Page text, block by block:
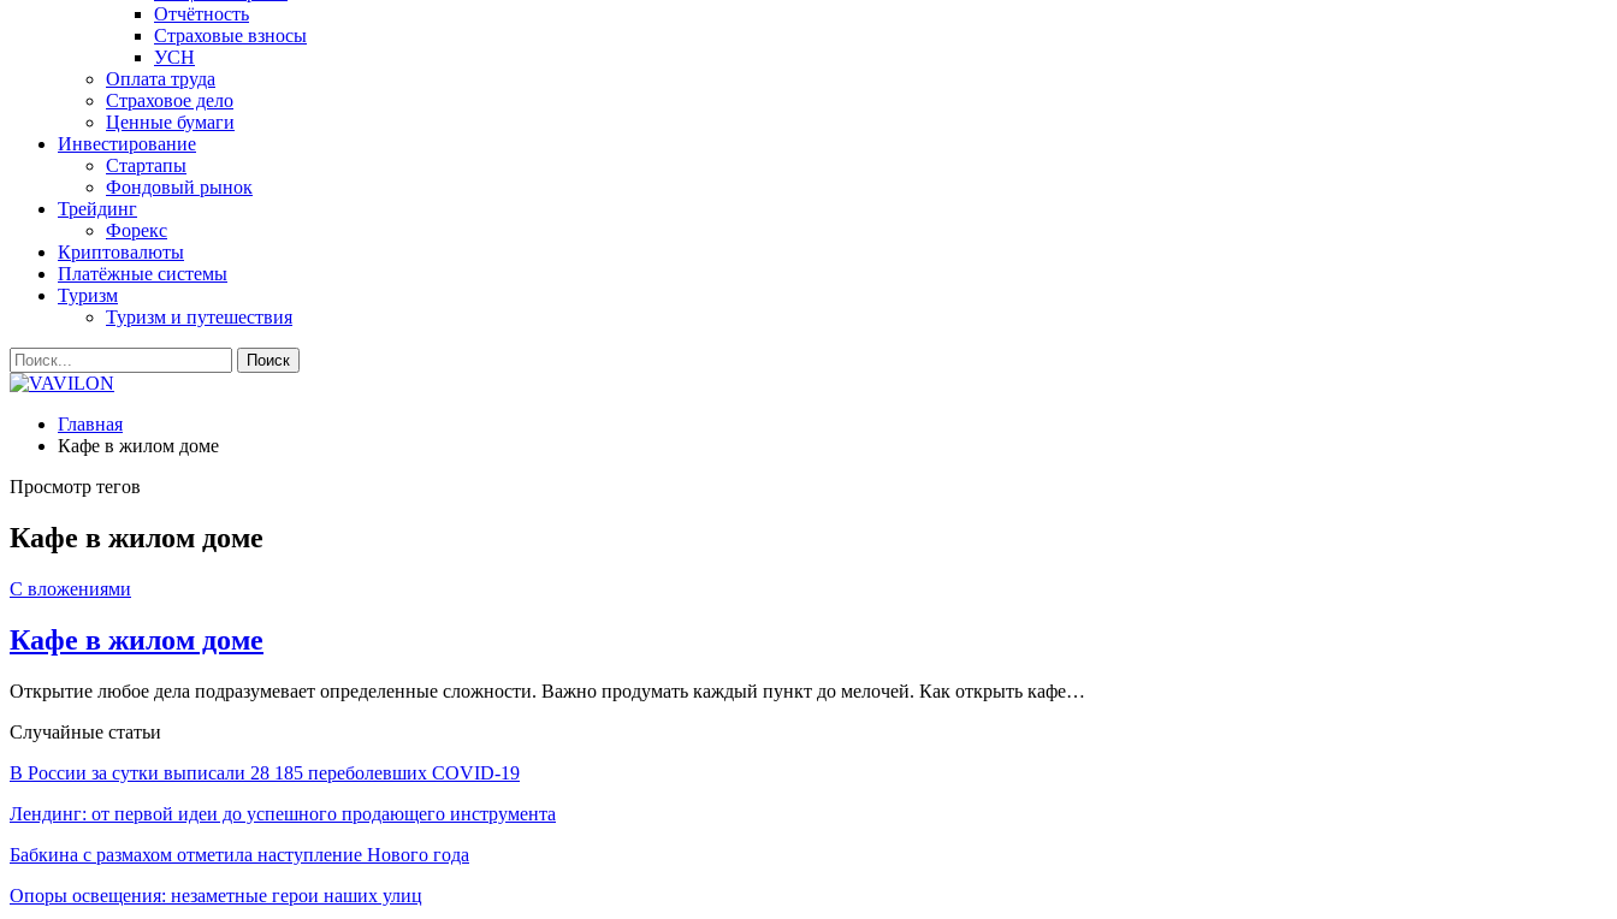
Отчётность
Страховые взносы
УСН
Оплата труда
Страховое дело
Ценные бумаги
Инвестирование
Стартапы
Фондовый рынок
Трейдинг
Форекс
Криптовалюты
Платёжные системы
Туризм
Туризм и путешествия
Главная
Кафе в жилом доме
Просмотр тегов
Кафе в жилом доме
С вложениями
Кафе в жилом доме
Открытие любое дела подразумевает определенные сложности. Важно продумать каждый пункт до мелочей. Как открыть кафе…
Случайные статьи
В России за сутки выписали 28 185 переболевших COVID-19
Лендинг: от первой идеи до успешного продающего инструмента
Бабкина с размахом отметила наступление Нового года
Опоры освещения: незаметные герои наших улиц